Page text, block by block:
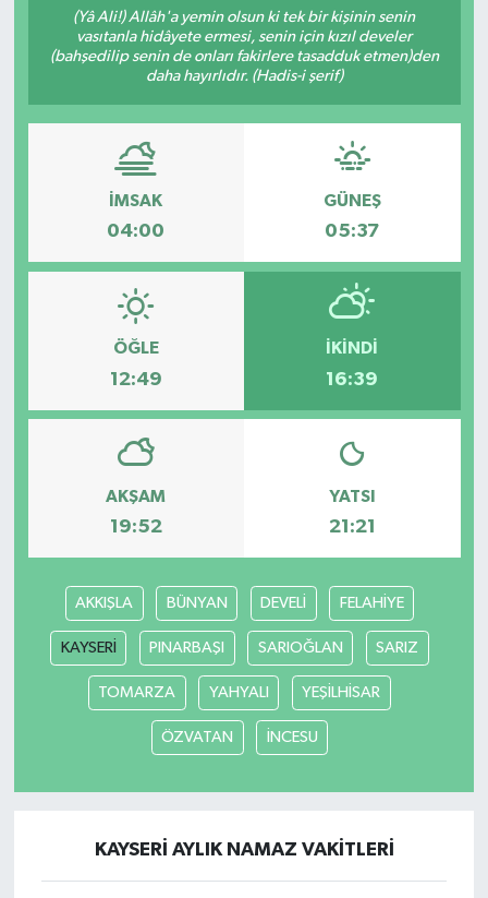
(Yâ Ali!) Allâh'a yemin olsun ki tek bir kişinin senin
vasıtanla hidâyete ermesi, senin için kızıl develer
(bahşedilip senin de onları fakirlere tasadduk etmen)den
daha hayırlıdır. (Hadis-i şerif)
İMSAK
04:00
GÜNEŞ
05:37
ÖĞLE
12:49
İKINDI
16:39
AKŞAM
19:52
YATSI
21:21
AKKIŞLA BÜNYAN DEVELİ FELAHİYE
KAYSERİ PINARBAŞI SARIOĞLAN SARIZ
TOMARZA YAHYALI YEŞİLHİSAR
ÖZVATAN İNCESU
KAYSERİ AYLIK NAMAZ VAKITLERI